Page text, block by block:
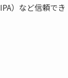
IPA）など信頼でき